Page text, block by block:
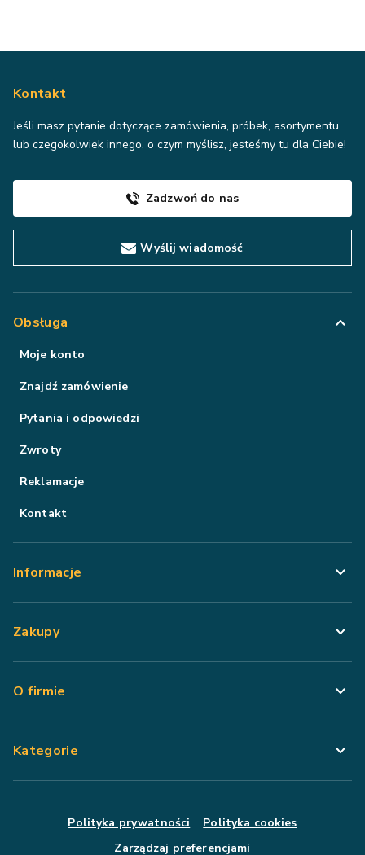
Kontakt
Jeśli masz pytanie dotyczące zamówienia, próbek, asortymentu
lub czegokolwiek innego, o czym myślisz, jesteśmy tu dla Ciebie!
Zadzwoń do nas
Wyślij wiadomość
Obsługa
Moje konto
Znajdź zamówienie
Pytania i odpowiedzi
Zwroty
Reklamacje
Kontakt
Informacje
Zakupy
O firmie
Kategorie
Polityka prywatności
Polityka cookies
Zarządzaj preferencjami